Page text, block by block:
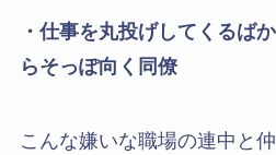
・仕事を丸投げしてくるば
らそっぽ向く同僚
こんな嫌いな職場の連中と